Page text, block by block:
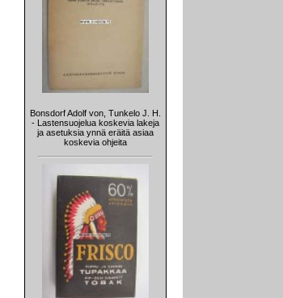
Bonsdorf Adolf von, Tunkelo J. H.
- Lastensuojelua koskevia lakeja
ja asetuksia ynnä eräitä asiaa
koskevia ohjeita